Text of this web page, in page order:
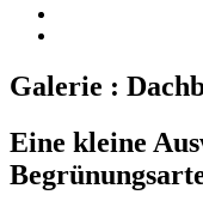
Galerie :
Eine kleine